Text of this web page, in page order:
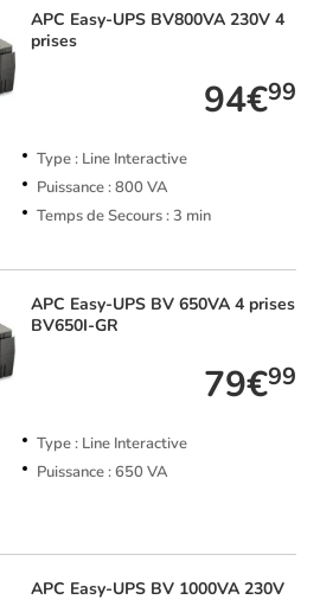
APC Easy-UPS BV800VA 230V 4
prises
94€99
Type : Line Interactive
Puissance : 800 VA
Temps de Secours : 3 min
APC Easy-UPS BV 650VA 4 prises
BV650I-GR
79€99
Type : Line Interactive
Puissance : 650 VA
APC Easy-UPS BV 1000VA 230V